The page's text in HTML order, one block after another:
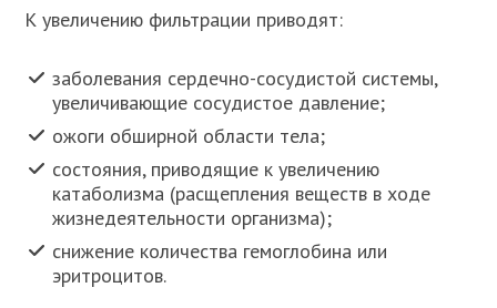
К увеличению фильтрации приводят:
заболевания сердечно-сосудистой системы,
увеличивающие сосудистое давление;
ожоги обширной области тела;
состояния, приводящие к увеличению
катаболизма (расщепления веществ в ходе
жизнедеятельности организма);
снижение количества гемоглобина или
эритроцитов.